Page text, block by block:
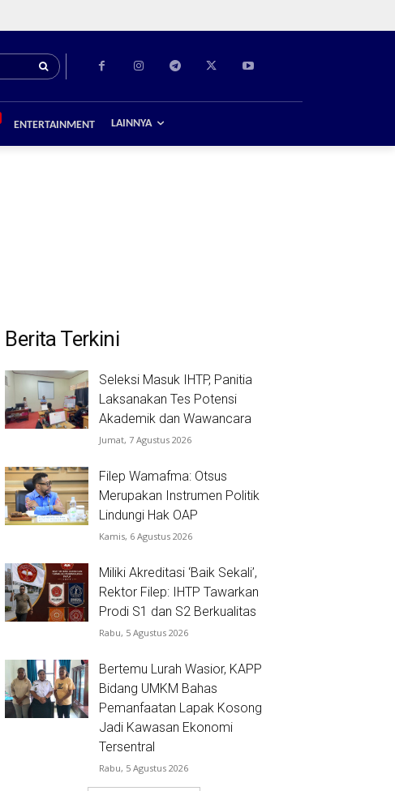
ENTERTAINMENT LAINNYA
Berita Terkini
Seleksi Masuk IHTP, Panitia
Laksanakan Tes Potensi
Akademik dan Wawancara
Jumat, 7 Agustus 2026
Filep Wamafma: Otsus
Merupakan Instrumen Politik
Lindungi Hak OAP
Kamis, 6 Agustus 2026
Miliki Akreditasi ‘Baik Sekali’,
Rektor Filep: IHTP Tawarkan
Prodi S1 dan S2 Berkualitas
Rabu, 5 Agustus 2026
Bertemu Lurah Wasior, KAPP
Bidang UMKM Bahas
Pemanfaatan Lapak Kosong
Jadi Kawasan Ekonomi
Tersentral
Rabu, 5 Agustus 2026